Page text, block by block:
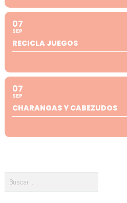
07
SEP
RECICLA JUEGOS
07
SEP
CHARANGAS Y CABEZUDOS